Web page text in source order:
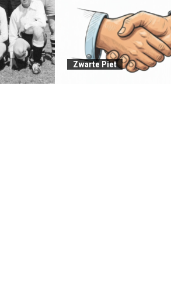
Zwarte Piet